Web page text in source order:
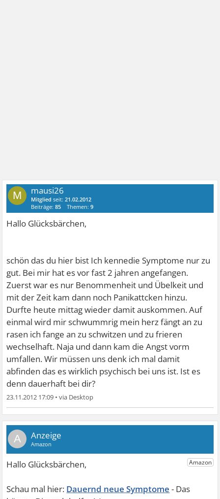
M mausi26
Mitglied seit:21.02.2012
Beiträge:85 Themen:9
Hallo Glücksbärchen,
schön das du hier bist Ich kennedie Symptome nur zu
gut. Bei mir hat es vor fast 2 jahren angefangen.
Zuerst war es nur Benommenheit und Übelkeit und
mit der Zeit kam dann noch Panikattcken hinzu.
Durfte heute mittag wieder damit auskommen. Auf
einmal wird mir schwummrig mein herz fängt an zu
rasen ich fange an zu schwitzen und zu frieren
wechselhaft. Naja und dann kam die Angst vorm
umfallen. Wir müssen uns denk ich mal damit
abfinden das es wirklich psychisch bei uns ist. Ist es
denn dauerhaft bei dir?
23.11.2012 17:09 •
A
Dauernd neue Symptome